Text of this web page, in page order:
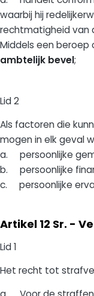
waarbij hij
rechtmatigheid van
Middels een beroep
ambtelijk bevel;
Lid 2
Als factoren die
mogen in elk geval
a. persoonlijke
b. persoonlijke
c. persoonlijke
Artikel 12 Sr. -
Lid 1
Het recht tot